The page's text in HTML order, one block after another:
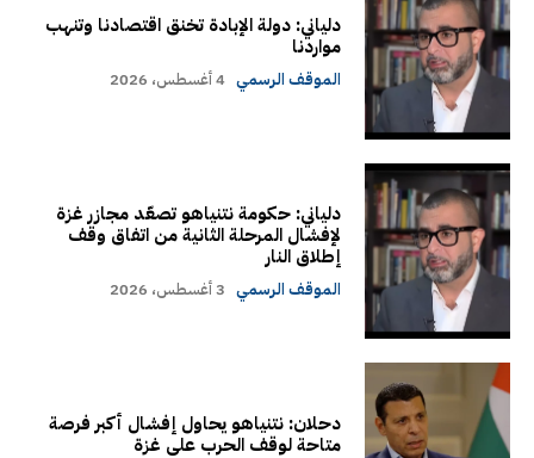
دلياني: دولة الإبادة تخنق اقتصادنا وتنهب
مواردنا
الموقف الرسمي 4 أغسطس، 2026
دلياني: حكومة نتنياهو تصعّد مجازر غزة
لإفشال المرحلة الثانية من اتفاق وقف
إطلاق النار
الموقف الرسمي 3 أغسطس، 2026
دحلان: نتنياهو يحاول إفشال أكبر فرصة
متاحة لوقف الحرب على غزة